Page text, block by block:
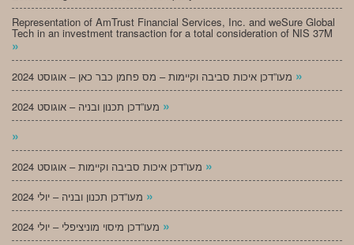
Representation of AmTrust Financial Services, Inc. and weSure Global
Tech in an investment transaction for a total consideration of NIS 37M
»
»
»
»
»
»
»